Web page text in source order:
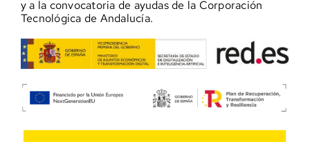
y a la convocatoria de ayudas de la Corporación
Tecnológica de Andalucía.